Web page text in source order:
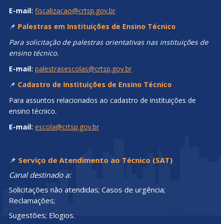
E-mail: fiscalizacao@crtsp.gov.br
📌 Palestras em Instituições de Ensino Técnico
Para solicitação de palestras orientativas nas instituições de
ensino técnico.
E-mail: palestrasescolas@crtsp.gov.br
📌 Cadastro de Instituições de Ensino Técnico
Para assuntos relacionados ao cadastro de instituições de
ensino técnico.
E-mail: escola@crtsp.gov.br
📌 Serviço de Atendimento ao Técnico (SAT)
Canal destinado a:
Solicitações não atendidas; Casos de urgência;
Reclamações;
Sugestões; Elogios.